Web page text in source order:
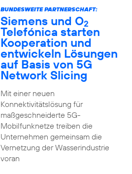
BUNDESWEITE PARTNERSCHAFT:
Siemens und O2
Telefónica starten
Kooperation und
entwickeln Lösungen
auf Basis von 5G
Network Slicing
Mit einer neuen
Konnektivitätslösung für
maßgeschneiderte 5G-
Mobilfunknetze treiben die
Unternehmen gemeinsam die
Vernetzung der Wasserindustrie
voran